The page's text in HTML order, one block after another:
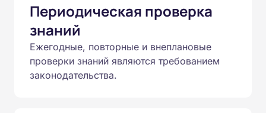
Периодическая проверка
знаний
Ежегодные, повторные и внеплановые
проверки знаний являются требованием
законодательства.